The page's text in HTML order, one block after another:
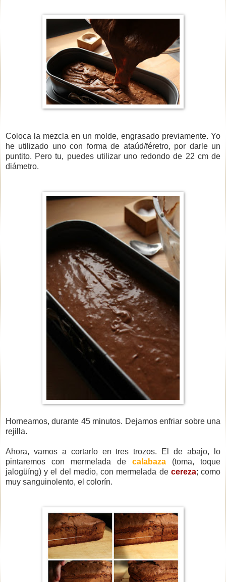
Coloca la mezcla en un molde, engrasado previamente. Yo
he utilizado uno con forma de ataúd/féretro, por darle un
puntito. Pero tu, puedes utilizar uno redondo de 22 cm de
diámetro.
Horneamos, durante 45 minutos. Dejamos enfriar sobre una
rejilla.
Ahora, vamos a cortarlo en tres trozos. El de abajo, lo
pintaremos con mermelada de calabaza (toma, toque
jalogüíng) y el del medio, con mermelada de cereza; como
muy sanguinolento, el colorín.